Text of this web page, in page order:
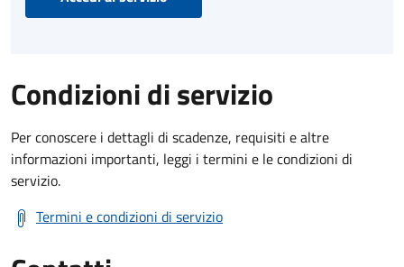
Condizioni di servizio
Per conoscere i dettagli di scadenze, requisiti e altre
informazioni importanti, leggi i termini e le condizioni di
servizio.
Termini e condizioni di servizio